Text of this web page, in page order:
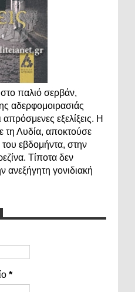
παλιό σερβάν,
αδερφομοιρασιάς
εξελίξεις. Η
τη Λυδία, αποκτούσε
εβδομήντα, στην
Τίποτα δεν
ανεξήγητη γονιδιακή
*